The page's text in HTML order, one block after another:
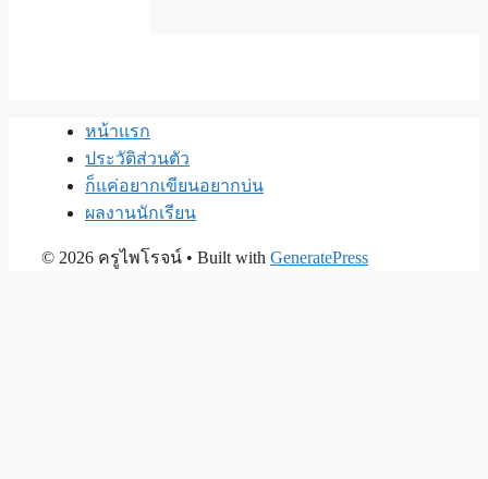
หน้าแรก
ประวัติส่วนตัว
ก็แค่อยากเขียนอยากบ่น
ผลงานนักเรียน
© 2026 ครูไพโรจน์ • Built with GeneratePress